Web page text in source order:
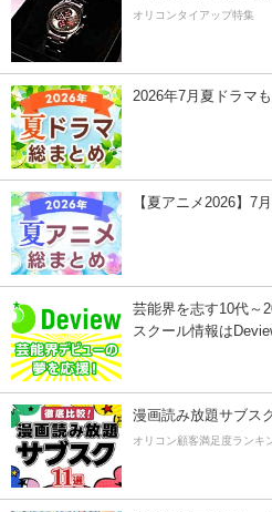
オリコンタイアップ特集
2026年7月夏ドラマ
【夏アニメ2026】7
芸能界を志す10代～
スクール情報は
漫画読み放題サブス
オリコン顧客満足度ランキ